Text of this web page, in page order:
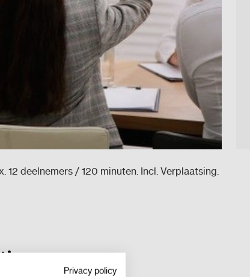
12 deelnemers / 120 minuten. Incl. Verplaatsing.
Privacy policy